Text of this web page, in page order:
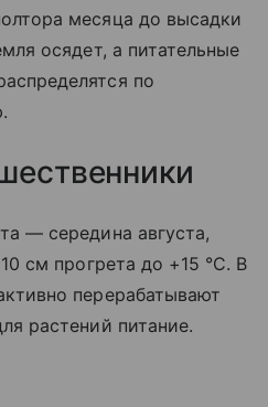
месяца до высадки
осядет, а питательные
по
— середина августа,
см прогрета до +15 °C. В
перерабатывают
растений питание.